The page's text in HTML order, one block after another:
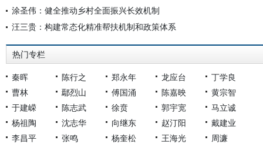
涂圣伟：健全推动乡村全面振兴长效机制
汪三贵：构建常态化精准帮扶机制和政策体系
热门专栏
秦晖 陈行之 郑永年 龙应台
丁学良
曹林
鄢烈山 傅国涌 陈嘉映
黄宗智
于建嵘
陈志武 徐贲 郭宇宽
马立诚
杨祖陶
沈志华 向继东 赵汀阳
戴建业
李昌平
张鸣 杨奎松 王海光
周濂